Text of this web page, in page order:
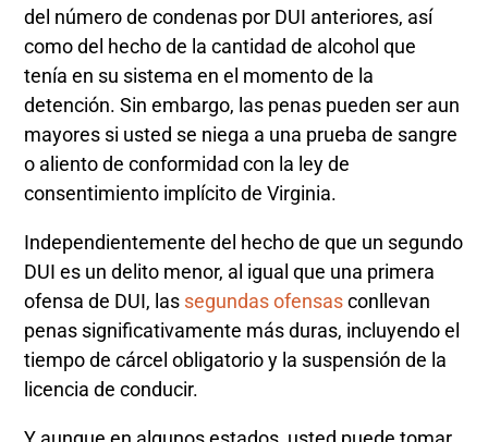
del número de condenas por DUI anteriores, así
como del hecho de la cantidad de alcohol que
tenía en su sistema en el momento de la
detención. Sin embargo, las penas pueden ser aun
mayores si usted se niega a una prueba de sangre
o aliento de conformidad con la ley de
consentimiento implícito de Virginia.
Independientemente del hecho de que un segundo
DUI es un delito menor, al igual que una primera
ofensa de DUI, las segundas ofensas conllevan
penas significativamente más duras, incluyendo el
tiempo de cárcel obligatorio y la suspensión de la
licencia de conducir.